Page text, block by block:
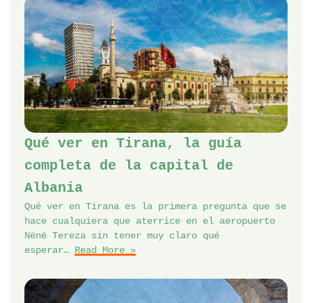
Qué ver en Tirana, la guía
completa de la capital de
Albania
Qué ver en Tirana es la primera pregunta que se
hace cualquiera que aterrice en el aeropuerto
Nënë Tereza sin tener muy claro qué
esperar… Read More »